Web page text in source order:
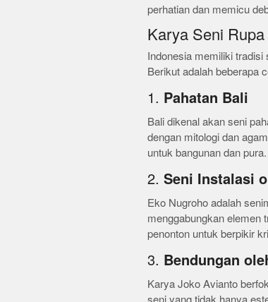
perhatian dan memicu
Karya Seni
Indonesia memiliki
Berikut adalah beberapa
1. Pahatan Bali
Bali dikenal akan seni
dengan mitologi dan
untuk bangunan dan pura.
2. Seni Instalasi
Eko Nugroho adalah
menggabungkan elemen
penonton untuk berpikir
3. Bendungan
Karya Joko Avianto